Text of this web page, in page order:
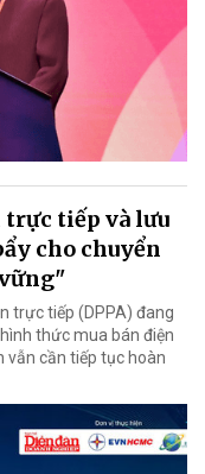
trực tiếp và lưu
cho chuyển
trực tiếp (DPPA) đang
thức mua bán điện
vẫn cần tiếp tục hoàn